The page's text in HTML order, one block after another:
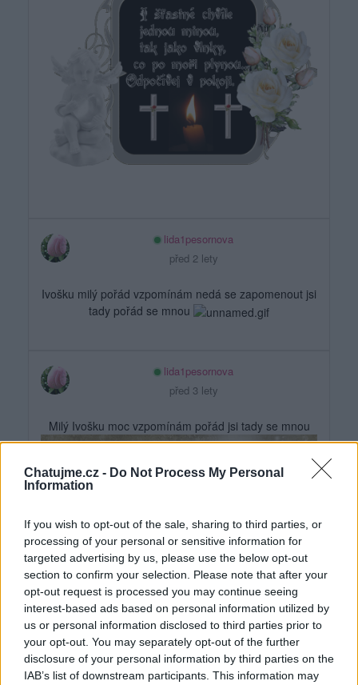
Chatujme.cz - Do Not Process My Personal
Information
If you wish to opt-out of the sale, sharing to third parties, or
processing of your personal or sensitive information for
targeted advertising by us, please use the below opt-out
section to confirm your selection. Please note that after your
opt-out request is processed you may continue seeing
interest-based ads based on personal information utilized by
us or personal information disclosed to third parties prior to
your opt-out. You may separately opt-out of the further
disclosure of your personal information by third parties on the
IAB’s list of downstream participants. This information may
lida1pesornova
před 2 lety
Ivošku milý pořád vzpomínám nedá se zapomenout jsi
tady pořád se mnou
lida1pesornova
před 3 lety
Milý Ivošku moc vzpomínám pořád jsi tady se mnou